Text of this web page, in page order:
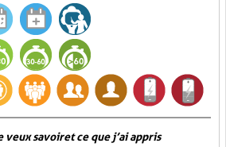
veux savoir et ce que j’ai appris